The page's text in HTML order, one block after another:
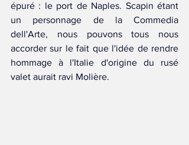
épuré : le port de Naples. Scapin étant
un personnage de la Commedia
dell'Arte, nous pouvons tous nous
accorder sur le fait que l'idée de rendre
hommage à l'Italie d'origine du rusé
valet aurait ravi Molière.